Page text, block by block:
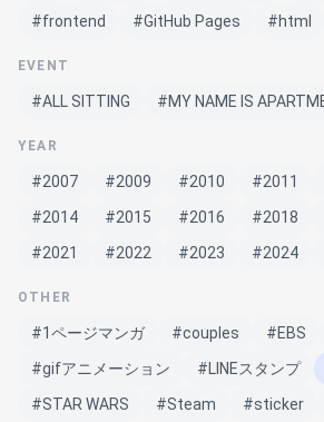
#frontend
#GitHub Pages #html
EVENT
#ALL SITTING #MY NAME IS
YEAR
#2007 #2009 #2010 #2011
#2014
#2015 #2016 #2018
#2021
#2022 #2023 #2024
OTHER
#1ページマンガ #couples #EBS
#gifアニメーション
#LINEスタンプ
#STAR WARS
#Steam #sticker